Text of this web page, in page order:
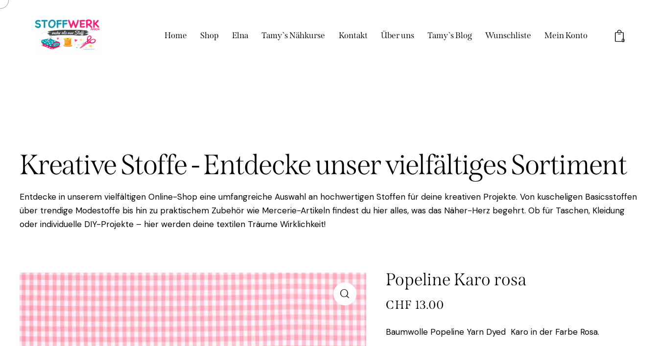
Home Shop Elna Tamy`s Nähkurse Kontakt Über uns Tamy`s Blog Wunschliste Mein Konto 0
Kreative Stoffe - Entdecke unser vielfältiges Sortiment
Entdecke in unserem vielfältigen Online-Shop eine umfangreiche Auswahl an hochwertigen Stoffen für deine kreativen Projekte. Von kuscheligen Basicsstoffen
über trendige Modestoffe bis hin zu praktischem Zubehör wie Mercerie-Artikeln findest du hier alles, was das Näher-Herz begehrt. Ob für Taschen, Kleidung
oder individuelle DIY-Projekte – hier werden deine textilen Träume Wirklichkeit!
Popeline Karo rosa
CHF 13.00
Baumwolle Popeline Yarn Dyed Karo in der Farbe Rosa.